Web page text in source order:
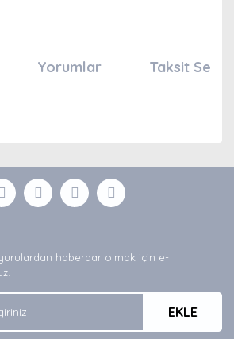
Yorumlar Taksit
Yorum Yaz
tarafımıza iletebilirsiniz.
için teşekkür ederiz.
eksik bilgiler bulunuyor.
hatalar bulunuyor.
sitelerden daha pahalı.
farklı alternatifler olmalı.
haberdar olmak için e-
EKLE